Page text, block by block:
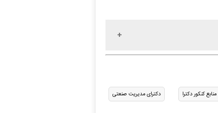
منابع کنکور دکترا دکترای مدیریت صنعتی